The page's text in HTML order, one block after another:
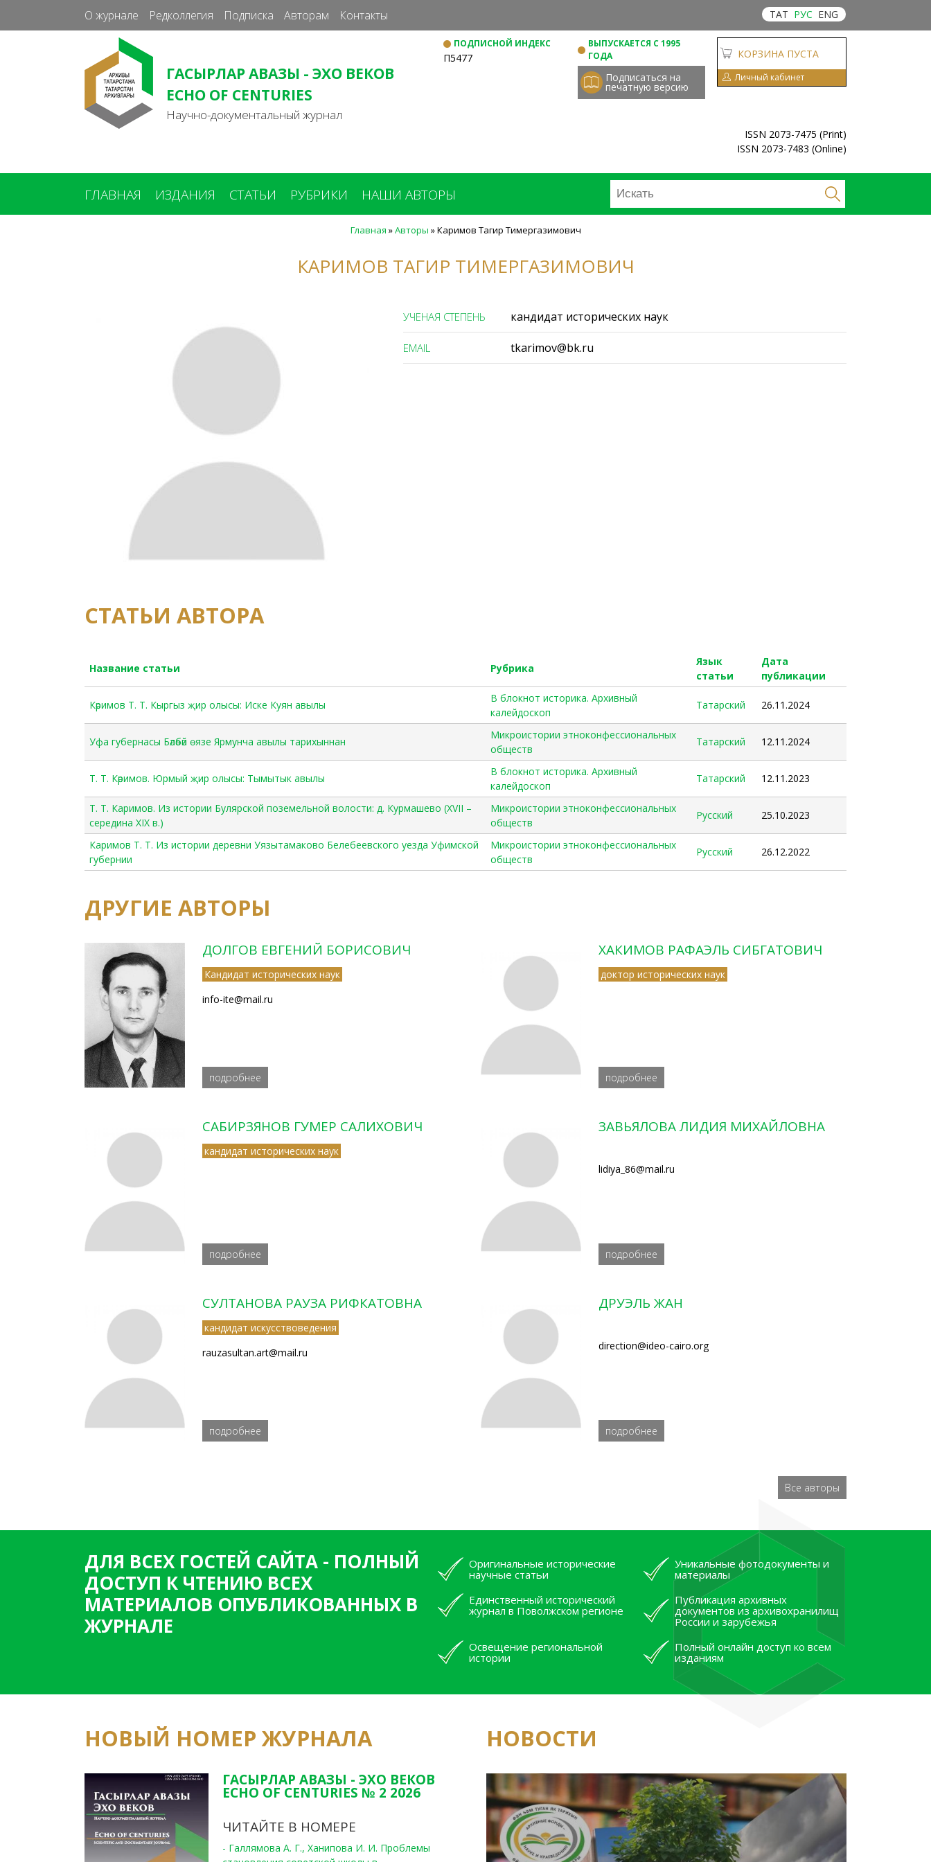
к
основному
О журнале Редколлегия Подписка Авторам Контакты ТАТ РУС ENG
ГАСЫРЛАР АВАЗЫ - ЭХО ВЕКОВ
ECHO OF CENTURIES
Научно-документальный журнал
ПОДПИСНОЙ ИНДЕКС
П5477
ВЫПУСКАЕТСЯ С 1995
ГОДА
Подписаться на
печатную версию
КОРЗИНА ПУСТА
Личный кабинет
ISSN 2073-7475 (Print)
ISSN 2073-7483 (Online)
ГЛАВНАЯ ИЗДАНИЯ СТАТЬИ РУБРИКИ НАШИ АВТОРЫ
Главная »Авторы »Каримов Тагир Тимергазимович
КАРИМОВ ТАГИР ТИМЕРГАЗИМОВИЧ
УЧЕНАЯ СТЕПЕНЬ кандидат исторических наук
ЕMAIL tkarimov@bk.ru
СТАТЬИ АВТОРА
Название статьи Рубрика
Язык
статьи
Дата
публикации
Кәримов Т. Т. Кыргыз җир олысы: Иске Куян авылы
В блокнот историка. Архивный
калейдоскоп
Татарский 26.11.2024
Уфа губернасы Бәләбәй өязе Ярмунча авылы тарихыннан
Микроистории этноконфессиональных
обществ
Татарский 12.11.2024
Т. Т. Кәримов. Юрмый җир олысы: Тымытык авылы
В блокнот историка. Архивный
калейдоскоп
Татарский 12.11.2023
Т. Т. Каримов. Из истории Булярской поземельной волости: д. Курмашево (XVII –
cередина XIX в.)
Микроистории этноконфессиональных
обществ
Русский 25.10.2023
Каримов Т. Т. Из истории деревни Уязытамаково Белебеевского уезда Уфимской
губернии
Микроистории этноконфессиональных
обществ
Русский 26.12.2022
ДРУГИЕ АВТОРЫ
ДОЛГОВ ЕВГЕНИЙ БОРИСОВИЧ
Кандидат исторических наук
info-ite@mail.ru
подробнее
ХАКИМОВ РАФАЭЛЬ СИБГАТОВИЧ
доктор исторических наук
подробнее
САБИРЗЯНОВ ГУМЕР САЛИХОВИЧ
кандидат исторических наук
подробнее
ЗАВЬЯЛОВА ЛИДИЯ МИХАЙЛОВНА
lidiya_86@mail.ru
подробнее
СУЛТАНОВА РАУЗА РИФКАТОВНА
кандидат искусствоведения
rauzasultan.art@mail.ru
подробнее
ДРУЭЛЬ ЖАН
direction@ideo-cairo.org
подробнее
Все авторы
ДЛЯ ВСЕХ ГОСТЕЙ САЙТА - ПОЛНЫЙ
ДОСТУП К ЧТЕНИЮ ВСЕХ
МАТЕРИАЛОВ ОПУБЛИКОВАННЫХ В
ЖУРНАЛЕ
Оригинальные исторические
научные статьи
Уникальные фотодокументы и
материалы
Единственный исторический
журнал в Поволжском регионе
Публикация архивных
документов из архивохранилищ
России и зарубежья
Освещение региональной
истории
Полный онлайн доступ ко всем
изданиям
НОВЫЙ НОМЕР ЖУРНАЛА
ГАСЫРЛАР АВАЗЫ - ЭХО ВЕКОВ
ECHO OF CENTURIES № 2 2026
ЧИТАЙТЕ В НОМЕРЕ
- Галлямова А. Г., Ханипова И. И. Проблемы
НОВОСТИ
Юным исследователям рассказали об архивных